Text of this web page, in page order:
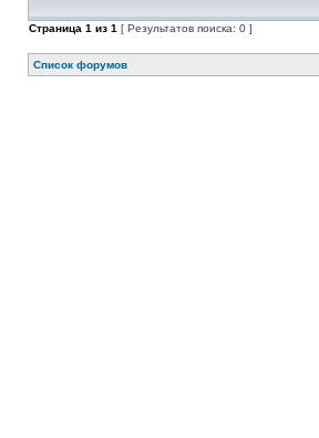
Страница 1 из 1 [ Результатов поиска: 0 ]
Список форумов